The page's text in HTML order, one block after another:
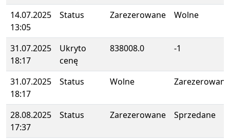
14.07.2025
13:05
Status Zarezerowane Wolne
31.07.2025
18:17
Ukryto
cenę
838008.0 -1
31.07.2025
18:17
Status Wolne Zarezerowane
28.08.2025
17:37
Status Zarezerowane Sprzedane